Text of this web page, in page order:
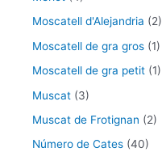
Moscatell d'Alejandria (2)
Moscatell de gra gros (1)
Moscatell de gra petit (1)
Muscat (3)
Muscat de Frotignan (2)
Número de Cates (40)